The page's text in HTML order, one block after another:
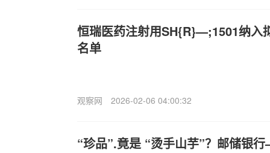
恒瑞医药注射用SH{R}—;1501纳入
名单
观察网 2026-02-06 04:00:32
“珍品”.竟是 “烫手山芋”？邮储银